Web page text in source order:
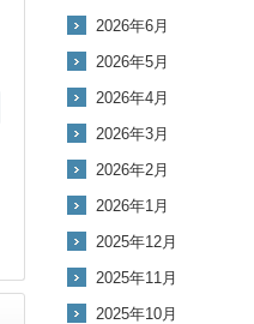
2026年6月
2026年5月
2026年4月
2026年3月
2026年2月
2026年1月
2025年12月
2025年11月
2025年10月